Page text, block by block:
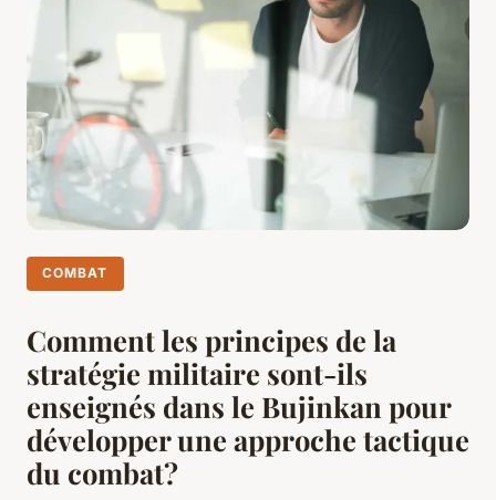
COMBAT
Comment les principes de la
stratégie militaire sont-ils
enseignés dans le Bujinkan pour
développer une approche tactique
du combat?